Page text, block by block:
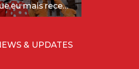
As perguntas que eu mais recebo sobre a Disney (e as respostas mais sinceras!)
& UPDATES